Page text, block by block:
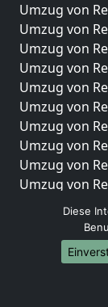
Umzug von
Umzug von
Umzug von
Umzug von
Umzug von
Umzug von
Umzug von
Umzug von
Umzug von
Umzug von
Umzug von
Umzug von
Umzug von
Diese